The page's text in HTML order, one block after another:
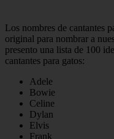
Los nombres de cantantes
original para nombrar a
presento una lista de 100
cantantes para gatos:
Adele
Bowie
Celine
Dylan
Elvis
Frank